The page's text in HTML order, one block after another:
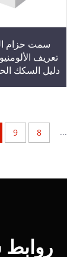
سمت حزام
دليل السكك
...
8
9